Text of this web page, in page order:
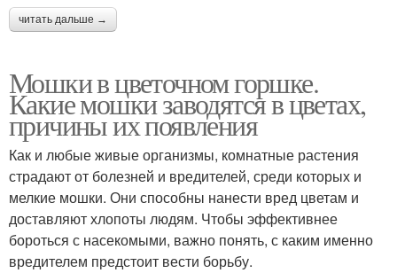
читать дальше →
Мошки в цветочном горшке.
Какие мошки заводятся в цветах,
причины их появления
Как и любые живые организмы, комнатные растения
страдают от болезней и вредителей, среди которых и
мелкие мошки. Они способны нанести вред цветам и
доставляют хлопоты людям. Чтобы эффективнее
бороться с насекомыми, важно понять, с каким именно
вредителем предстоит вести борьбу.